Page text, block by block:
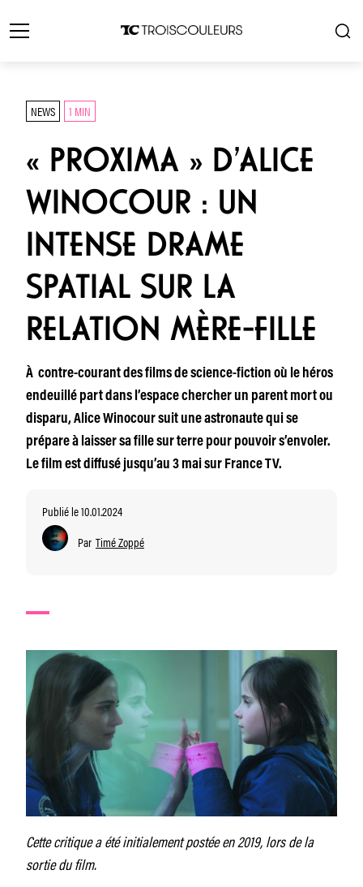
NEWS 1 MIN
« PROXIMA » D’ALICE
WINOCOUR : UN
INTENSE DRAME
SPATIAL SUR LA
RELATION MÈRE-FILLE
À contre-courant des films de science-fiction où le héros
endeuillé part dans l’espace chercher un parent mort ou
disparu, Alice Winocour suit une astronaute qui se
prépare à laisser sa fille sur terre pour pouvoir s’envoler.
Le film est diffusé jusqu’au 3 mai sur France TV.
Publié le 10.01.2024
Par Timé Zoppé
Cette critique a été initialement postée en 2019, lors de la
sortie du film.